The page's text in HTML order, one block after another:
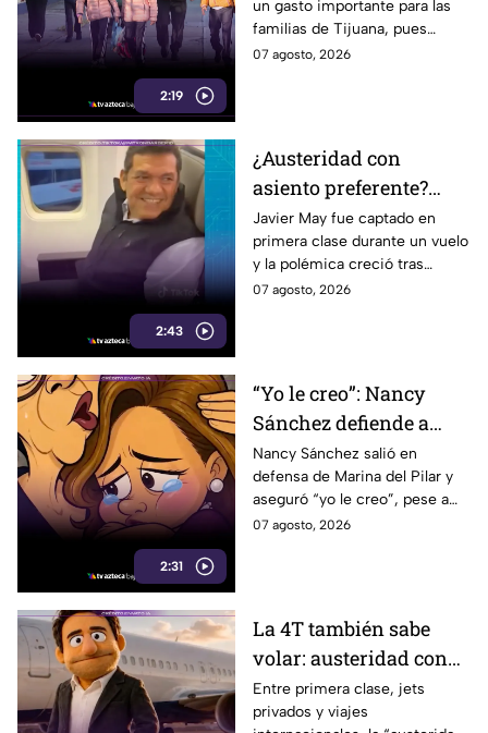
2:19
mil pesos en uniformes
y calzado
un gasto importante para las
familias de Tijuana, pues
uniformes y calzado pueden
07 agosto, 2026
2:43
¿Austeridad con
asiento preferente?
Captan a Javier May
sonriente en primera
clase y Morena le “jala
las orejas”
Javier May fue captado en
primera clase durante un vuelo
y la polémica creció tras
imágenes de un presunto reloj
07 agosto, 2026
2:31
“Yo le creo”: Nancy
Sánchez defiende a
Marina del Pilar como
si fuera su hija pese a
polémicas
Nancy Sánchez salió en
defensa de Marina del Pilar y
aseguró “yo le creo”, pese a
los audios filtrados y las
07 agosto, 2026
La 4T también sabe
volar: austeridad con
sabor a primera clase
Entre primera clase, jets
privados y viajes